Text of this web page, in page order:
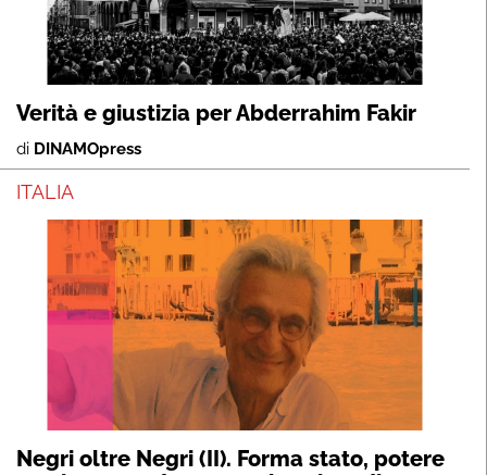
Verità e giustizia per Abderrahim Fakir
di DINAMOpress
ITALIA
Negri oltre Negri (II). Forma stato, potere